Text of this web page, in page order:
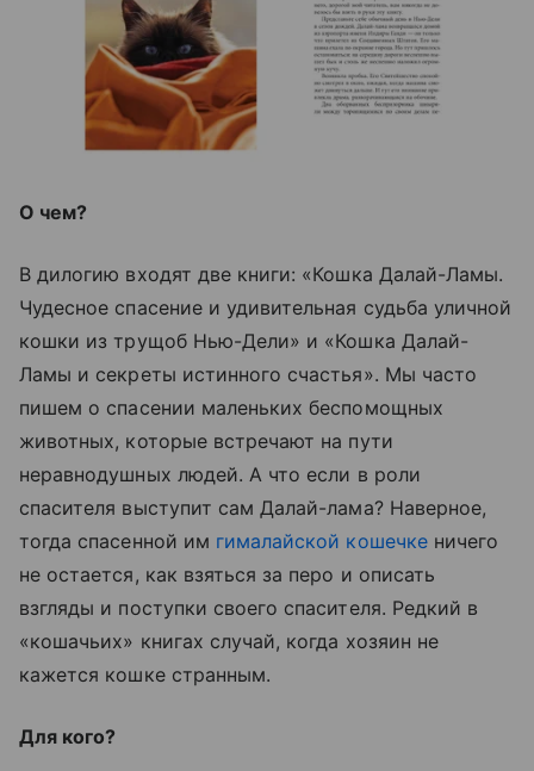
О чем?
В дилогию входят две книги: «Кошка Далай-Ламы.
Чудесное спасение и удивительная судьба уличной
кошки из трущоб Нью-Дели» и «Кошка Далай-
Ламы и секреты истинного счастья». Мы часто
пишем о спасении маленьких беспомощных
животных, которые встречают на пути
неравнодушных людей. А что если в роли
спасителя выступит сам Далай-лама? Наверное,
тогда спасенной им гималайской кошечкеничего
не остается, как взяться за перо и описать
взгляды и поступки своего спасителя. Редкий в
«кошачьих» книгах случай, когда хозяин не
кажется кошке странным.
Для кого?